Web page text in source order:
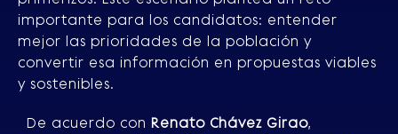
importante para los candidatos: entender
mejor las prioridades de la población y
convertir esa información en propuestas viables
y sostenibles.
De acuerdo con Renato Chávez Girao,